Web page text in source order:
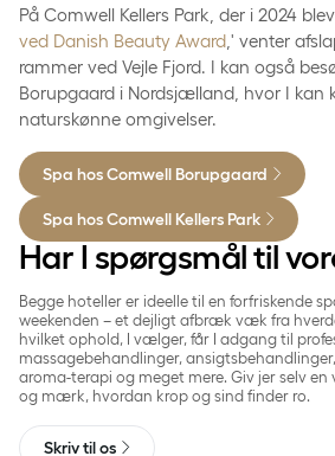
På Comwell Kellers Park, der i 2024
ved Danish Beauty Award ,' venter
rammer ved Vejle Fjord. I kan også
Borupgaard i Nordsjælland, hvor I kan
naturskønne omgivelser.
Spa hos Comwell Borupgaard
Spa hos Comwell Kellers Park
Har I spørgsmål til
Begge hoteller er ideelle til en forfriskende
weekenden – et dejligt afbræk væk fra
hvilket ophold, I vælger, får I adgang til
massagebehandlinger,
aroma-terapi og meget mere. Giv jer selv en
og mærk, hvordan krop og sind finder ro.
Skriv til os